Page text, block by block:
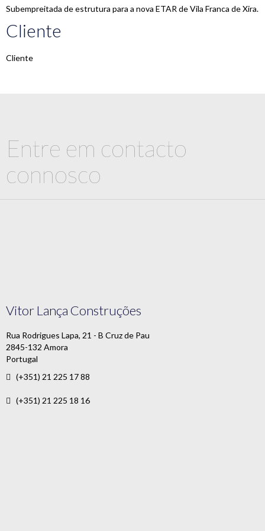
Subempreitada de estrutura para a nova ETAR de Vila Franca de Xira.
Cliente
Cliente
Entre em contacto
connosco
Vitor Lança Construções
Rua Rodrigues Lapa, 21 - B Cruz de Pau
2845-132 Amora
Portugal
(+351) 21 225 17 88
(+351) 21 225 18 16